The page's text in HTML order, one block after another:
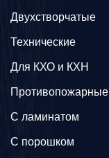
Двухстворчатые
Технические
Для КХО и КХН
Противопожарные
С ламинатом
С порошком